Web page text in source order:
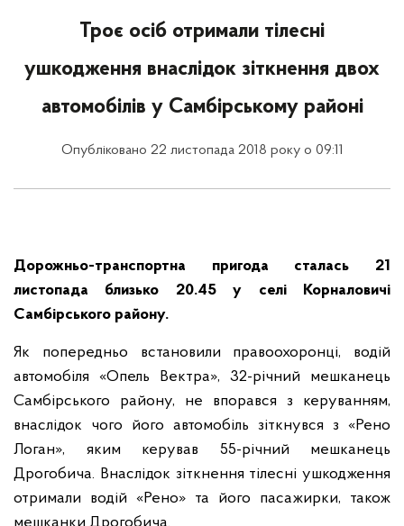
Троє осіб отримали тілесні
ушкодження внаслідок зіткнення двох
автомобілів у Самбірському районі
Опубліковано 22 листопада 2018 року о 09:11
Дорожньо-транспортна пригода сталась 21
листопада близько 20.45 у селі Корналовичі
Самбірського району.
Як попередньо встановили правоохоронці, водій
автомобіля «Опель Вектра», 32-річний мешканець
Самбірського району, не впорався з керуванням,
внаслідок чого його автомобіль зіткнувся з «Рено
Логан», яким керував 55-річний мешканець
Дрогобича. Внаслідок зіткнення тілесні ушкодження
отримали водій «Рено» та його пасажирки, також